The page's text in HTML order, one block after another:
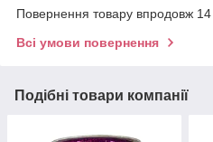
Повернення товару впродовж 14
Всі умови повернення
Подібні товари компанії